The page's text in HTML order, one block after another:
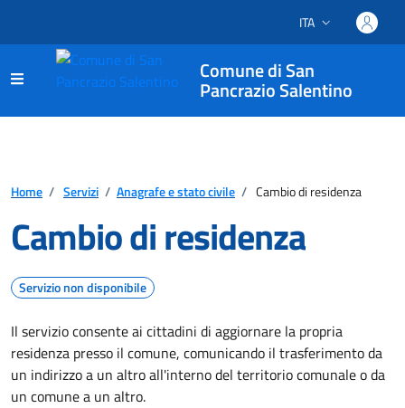
Lingua attiva:
ITA
Comune di San
Pancrazio Salentino
Home / Servizi / Anagrafe e stato civile / Cambio di residenza
Cambio di residenza
Servizio non disponibile
Il servizio consente ai cittadini di aggiornare la propria
residenza presso il comune, comunicando il trasferimento da
un indirizzo a un altro all'interno del territorio comunale o da
un comune a un altro.